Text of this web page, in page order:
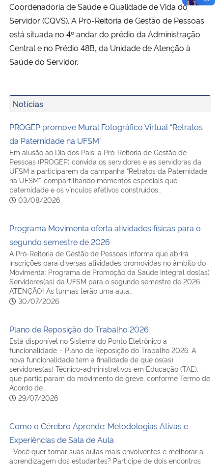
Coordenadoria de Saúde e Qualidade de Vida do
Servidor (CQVS). A Pró-Reitoria de Gestão de Pessoas
está situada no 4º andar do prédio da Administração
Central e no Prédio 48B, da Unidade de Atenção à
Saúde do Servidor.
Notícias
PROGEP promove Mural Fotográfico Virtual “Retratos
da Paternidade na UFSM”
Em alusão ao Dia dos Pais, a Pró-Reitoria de Gestão de
Pessoas (PROGEP) convida os servidores e as servidoras da
UFSM a participarem da campanha “Retratos da Paternidade
na UFSM”, compartilhando momentos especiais que
paternidade e os vínculos afetivos construídos…
03/08/2026
Programa Movimenta oferta atividades físicas para o
segundo semestre de 2026
A Pró-Reitoria de Gestão de Pessoas informa que abrirá
inscrições para diversas atividades promovidas no âmbito do
Movimenta: Programa de Promoção da Saúde Integral dos(as)
Servidores(as) da UFSM para o segundo semestre de 2026.
ATENÇÃO! As turmas terão uma aula…
30/07/2026
Plano de Reposição do Trabalho 2026
Está disponível no Sistema do Ponto Eletrônico a
funcionalidade – Plano de Reposição do Trabalho 2026. A
nova funcionalidade tem a finalidade de que os(as)
servidores(as) Técnico-administrativos em Educação (TAE),
que participaram do movimento de greve, conforme Termo de
Acordo de…
29/07/2026
Como o Cérebro Aprende: Metodologias Ativas e
Experiências de Sala de Aula
Você quer tornar suas aulas mais envolventes e melhorar a
aprendizagem dos estudantes? Participe de dois encontros